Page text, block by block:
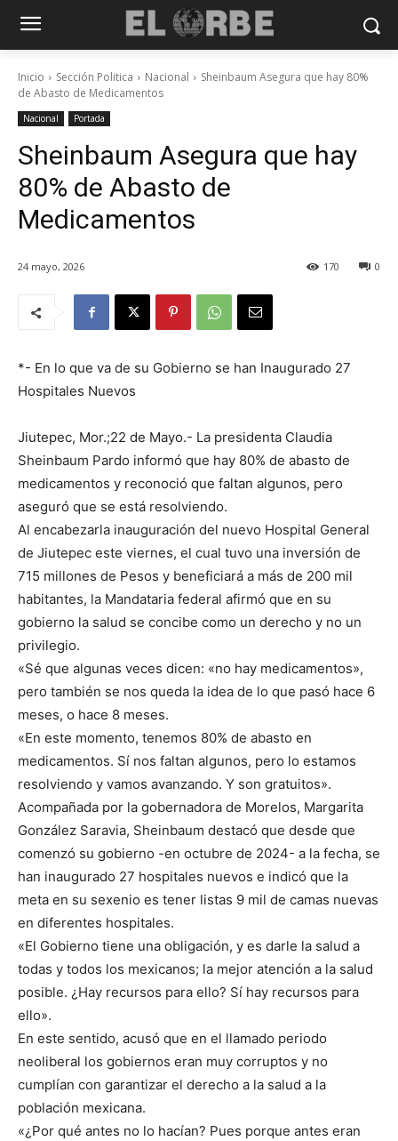
Inicio Sección Politica Nacional
Sheinbaum Asegura que hay 80%
de Abasto de Medicamentos
Nacional Portada
Sheinbaum Asegura que hay
80% de Abasto de
Medicamentos
24 mayo, 2026 0
170
*- En lo que va de su Gobierno se han Inaugurado 27
Hospitales Nuevos
Jiutepec, Mor.;22 de Mayo.- La presidenta Claudia
Sheinbaum Pardo informó que hay 80% de abasto de
medicamentos y reconoció que faltan algunos, pero
aseguró que se está resolviendo.
Al encabezarla inauguración del nuevo Hospital General
de Jiutepec este viernes, el cual tuvo una inversión de
715 millones de Pesos y beneficiará a más de 200 mil
habitantes, la Mandataria federal afirmó que en su
gobierno la salud se concibe como un derecho y no un
privilegio.
«Sé que algunas veces dicen: «no hay medicamentos»,
pero también se nos queda la idea de lo que pasó hace 6
meses, o hace 8 meses.
«En este momento, tenemos 80% de abasto en
medicamentos. Sí nos faltan algunos, pero lo estamos
resolviendo y vamos avanzando. Y son gratuitos».
Acompañada por la gobernadora de Morelos, Margarita
González Saravia, Sheinbaum destacó que desde que
comenzó su gobierno -en octubre de 2024- a la fecha, se
han inaugurado 27 hospitales nuevos e indicó que la
meta en su sexenio es tener listas 9 mil de camas nuevas
en diferentes hospitales.
«El Gobierno tiene una obligación, y es darle la salud a
todas y todos los mexicanos; la mejor atención a la salud
posible. ¿Hay recursos para ello? Sí hay recursos para
ello».
En este sentido, acusó que en el llamado periodo
neoliberal los gobiernos eran muy corruptos y no
cumplían con garantizar el derecho a la salud a la
población mexicana.
«¿Por qué antes no lo hacían? Pues porque antes eran